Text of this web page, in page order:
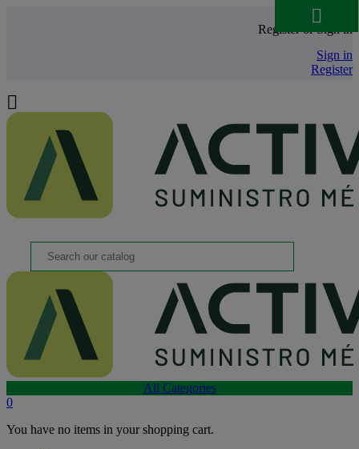
Register or Sign in
Sign in
Register


All Categories
0
You have no items in your shopping cart.